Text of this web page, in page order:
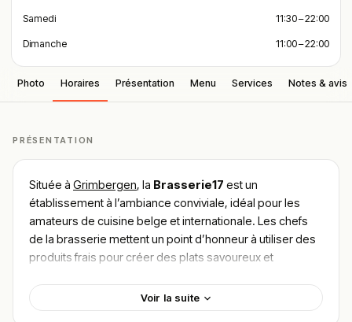
Samedi 11:30 – 22:00
Dimanche 11:00 – 22:00
Photo Horaires Présentation Menu Services Notes & avis
PRÉSENTATION
Située à Grimbergen, la Brasserie17 est un
établissement à l’ambiance conviviale, idéal pour les
amateurs de cuisine belge et internationale. Les chefs
de la brasserie mettent un point d’honneur à utiliser des
produits frais pour créer des plats savoureux et
leurs
ou l’irrésistible
ragoût de bœuf typiquement belge. Le cadre
Voir la suite